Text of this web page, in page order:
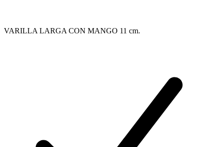
VARILLA LARGA CON MANGO 11 cm.